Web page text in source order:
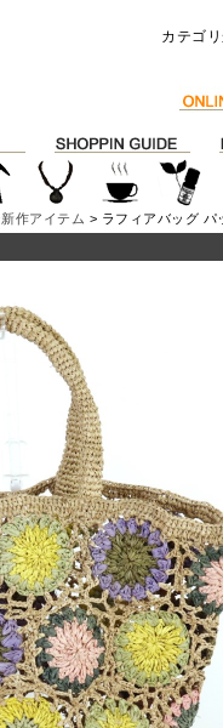
カテゴ
作アイテム > ラフィアバッグ パ